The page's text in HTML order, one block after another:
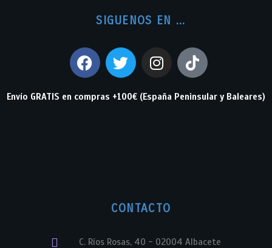
SIGUENOS EN ...
Envío GRATIS en compras +100€ (España Peninsular y Baleares)
CONTACTO
C. Ríos Rosas, 40 - 02004 Albacete